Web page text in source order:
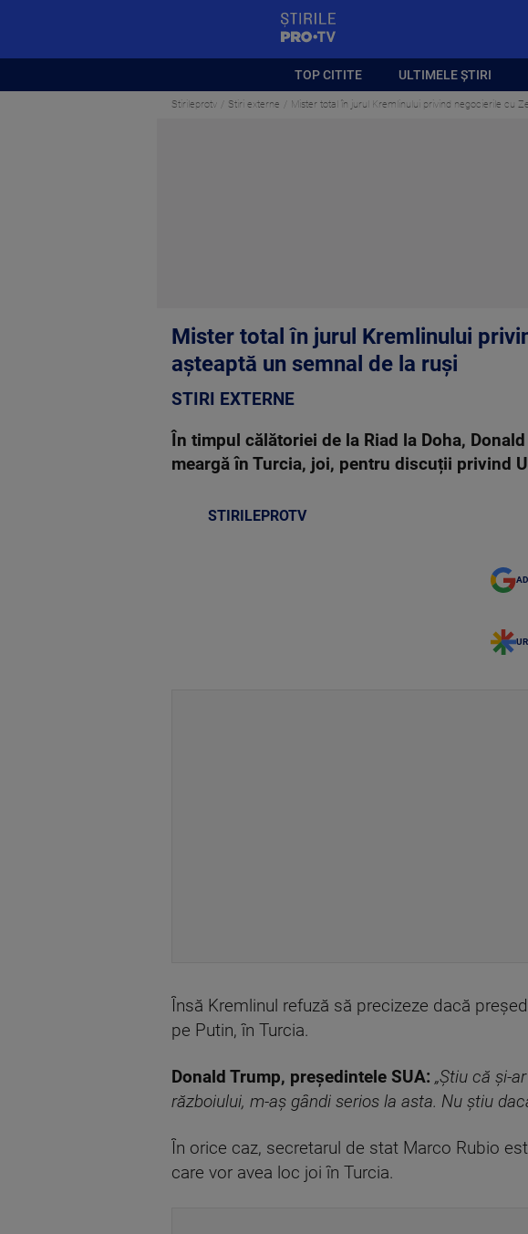
TOP CITITE ULTIMELE ȘTIRI
Stirileprotv Stiri externe Mister total în jurul Kremlinului privind negocierile cu
Mister total în jurul Kremlinului
așteaptă un semnal de la ruși
STIRI EXTERNE
În timpul călătoriei de la Riad la Doha,
meargă în Turcia, joi, pentru discuții privind
STIRILEPROTV
Însă Kremlinul refuză să precizeze dacă
pe Putin, în Turcia.
Donald Trump, președintele SUA: „Știu că și-
războiului, m-aș gândi serios la asta. Nu știu
În orice caz, secretarul de stat Marco Rubio
care vor avea loc joi în Turcia.